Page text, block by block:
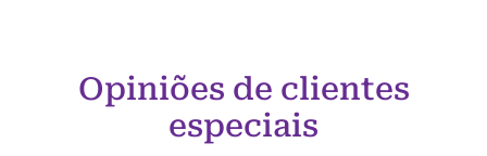
Opiniões de clientes
especiais